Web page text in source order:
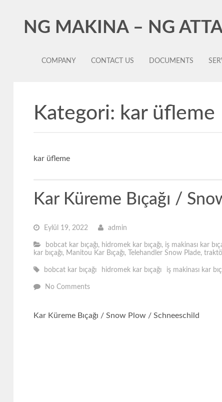
NG MAKINA – NG
COMPANY CONTACT US DOCUMENTS
Kategori: kar üfleme
kar üfleme
Kar Küreme Bıçağı /
Eylül 19, 2022 admin
bobcat kar bıçağı, hidromek kar bıçağı, iş makinası kar
kar bıçağı, Manitou Kar Bıçağı, Telehandler Snow Plade,
bobcat kar bıçağı hidromek kar bıçağı iş makinası kar
No Comments
Kar Küreme Bıçağı / Snow Plow / Schneeschild